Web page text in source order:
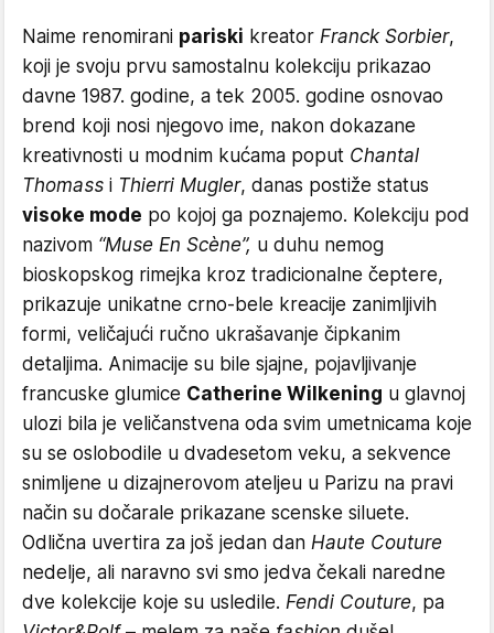
Naime renomirani pariski kreator Franck Sorbier,
koji je svoju prvu samostalnu kolekciju prikazao
davne 1987. godine, a tek 2005. godine osnovao
brend koji nosi njegovo ime, nakon dokazane
kreativnosti u modnim kućama poput Chantal
Thomass i Thierri Mugler, danas postiže status
visoke mode po kojoj ga poznajemo. Kolekciju pod
nazivom “Muse En Scène”, u duhu nemog
bioskopskog rimejka kroz tradicionalne čeptere,
prikazuje unikatne crno-bele kreacije zanimljivih
formi, veličajući ručno ukrašavanje čipkanim
detaljima. Animacije su bile sjajne, pojavljivanje
francuske glumice Catherine Wilkening u glavnoj
ulozi bila je veličanstvena oda svim umetnicama koje
su se oslobodile u dvadesetom veku, a sekvence
snimljene u dizajnerovom ateljeu u Parizu na pravi
način su dočarale prikazane scenske siluete.
Odlična uvertira za još jedan dan Haute Couture
nedelje, ali naravno svi smo jedva čekali naredne
dve kolekcije koje su usledile. Fendi Couture, pa